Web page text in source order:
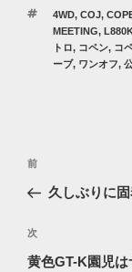
ゴ
リ
ー
タ
グ
4WD, COJ,
MEETING,
トロ, コペン, コ
ーブ, ワンオフ,
投
ナ
ビ
ゲ
過
去
投
稿
前
久しぶりに
次
の
次
黄色GT-K園児は